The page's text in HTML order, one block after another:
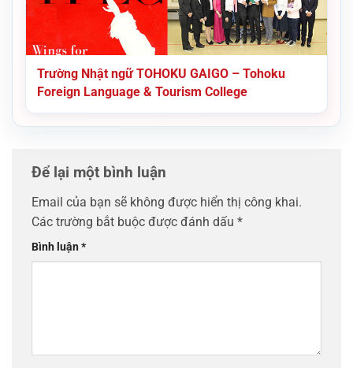
Trường Nhật ngữ TOHOKU GAIGO – Tohoku
Foreign Language & Tourism College
Để lại một bình luận
Email của bạn sẽ không được hiển thị công khai.
Các trường bắt buộc được đánh dấu *
Bình luận*